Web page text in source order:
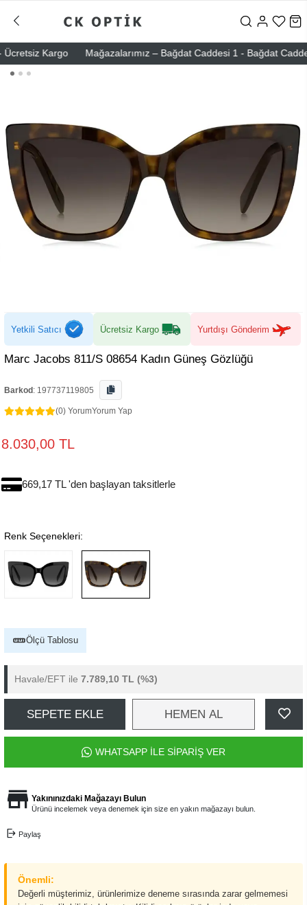
Kargo Mağazalarımız – Bağdat Caddesi 1 - Bağdat
Yetkili Satıcı Ücretsiz Kargo Yurtdışı Gönderim
Marc Jacobs 811/S 08654 Kadın Güneş Gözlüğü
Barkod : 197737119805
(0) YorumYorum Yap
8.030,00 TL
669,17 TL 'den başlayan taksitlerle
Renk Seçenekleri:
Ölçü Tablosu
Havale/EFT ile 7.789,10 TL (%3)
SEPETE EKLE HEMEN AL
WHATSAPP İLE SİPARİŞ VER
Yakınınızdaki Mağazayı Bulun
Ürünü incelemek veya denemek için size en yakın mağazayı bulun.
Paylaş
Önemli:
Değerli müşterimiz, ürünlerimize deneme sırasında zarar gelmemesi